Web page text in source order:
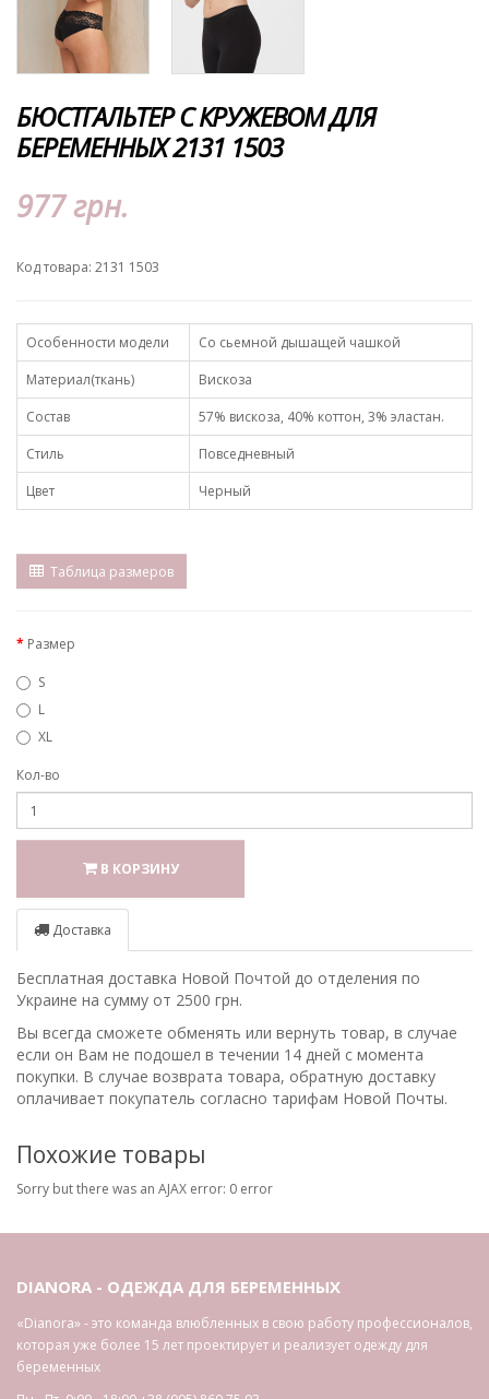
БЮСТГАЛЬТЕР С КРУЖЕВОМ ДЛЯ
БЕРЕМЕННЫХ 2131 1503
977 грн.
Код товара: 2131 1503
Особенности модели
Со сьемной дышащей чашкой
Материал(ткань)
Вискоза
Состав
57% вискоза, 40% коттон, 3% эластан.
Стиль
Повседневный
Цвет
Черный
Таблица размеров
Размер
S
L
XL
Кол-во
В КОРЗИНУ
Доставка
Бесплатная доставка Новой Почтой до отделения по
Украине на сумму от 2500 грн.
Вы всегда сможете обменять или вернуть товар, в случае
если он Вам не подошел в течении 14 дней с момента
покупки. В случае возврата товара, обратную доставку
оплачивает покупатель согласно тарифам Новой Почты.
Похожие товары
Sorry but there was an AJAX error: 0 error
DIANORA - ОДЕЖДА ДЛЯ БЕРЕМЕННЫХ
«Dianora» - это команда влюбленных в свою работу профессионалов,
которая уже более 15 лет проектирует и реализует одежду для
беременных